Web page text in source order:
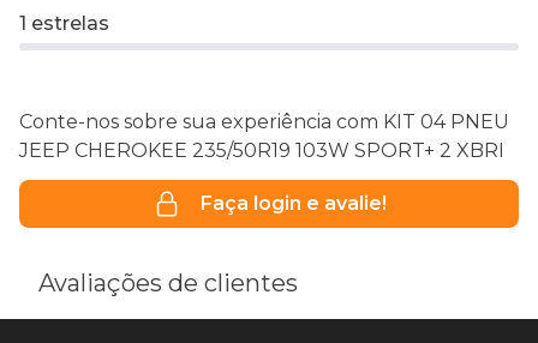
1 estrelas
Conte-nos sobre sua experiência com KIT 04 PNEU
JEEP CHEROKEE 235/50R19 103W SPORT+ 2 XBRI
Faça login e avalie!
Avaliações de clientes